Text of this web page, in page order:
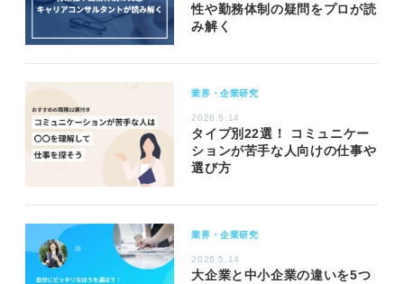
性や勤務体制の疑問をプロが読
み解く
業界・企業研究
2026.5.14
タイプ別22選！ コミュニケー
ションが苦手な人向けの仕事や
選び方
業界・企業研究
2026.5.14
大企業と中小企業の違いを5つ